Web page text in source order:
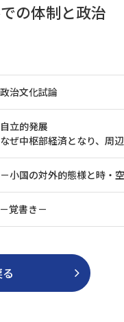
の体制と政治
治文化試論
立的発展
ぜ中枢部経済となり、周
小国の対外的態様と時・
覚書き－